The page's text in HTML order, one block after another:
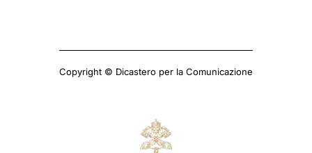
Copyright © Dicastero per la Comunicazione